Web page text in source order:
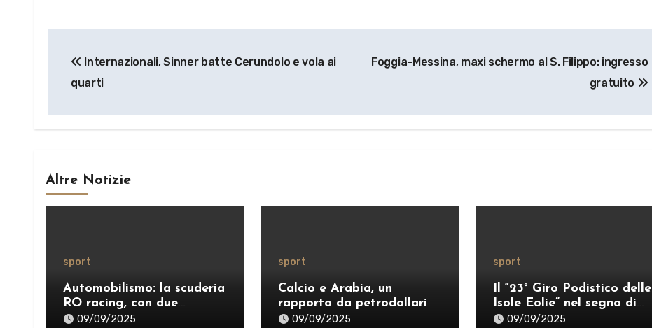
articoli
Internazionali, Sinner batte Cerundolo e vola ai
quarti
Foggia-Messina, maxi schermo al S. Filippo: ingresso
gratuito
Altre Notizie
sport
Automobilismo: la scuderia
RO racing, con due
successi, protagonista del
09/09/2025
sport
Calcio e Arabia, un
rapporto da petrodollari
09/09/2025
sport
Il “23° Giro Podistico delle
Isole Eolie” nel segno di
Guidetti e Marrazzo
09/09/2025